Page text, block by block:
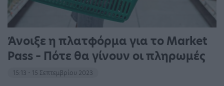
Άνοιξε η πλατφόρμα για το Market
Pass – Πότε θα γίνουν οι πληρωμές
15:13 - 15 Σεπτεμβρίου 2023